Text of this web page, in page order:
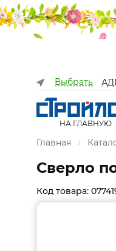
Выбрать
НА ГЛАВНУЮ
Главная
Сверло
Код товара: